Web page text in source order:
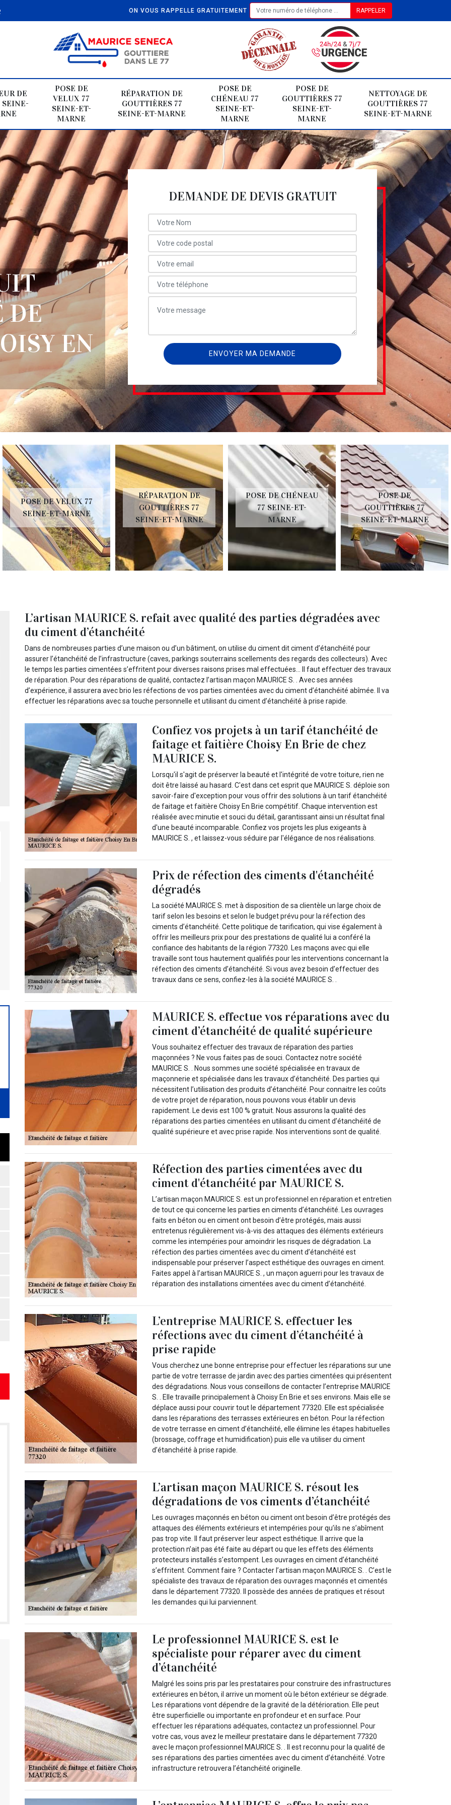
ON VOUS RAPPELLE GRATUITEMENT
DE
POSE DE
VELUX 77
SEINE-ET-
MARNE
RÉPARATION DE
GOUTTIÈRES 77
SEINE-ET-MARNE
POSE DE
CHÉNEAU 77
SEINE-ET-
MARNE
POSE DE
GOUTTIÈRES 77
SEINE-ET-
MARNE
NETTOYAGE DE
GOUTTIÈRES 77
SEINE-ET-MARNE
DE
EN
DEMANDE DE DEVIS GRATUIT
77
RÉPARATION DE
GOUTTIÈRES 77
SEINE-ET-MARNE
POSE DE CHÉNEAU
77 SEINE-ET-
MARNE
POSE DE
GOUTTIÈRES 77
SEINE-ET-MARNE
NETTOYAGE
SEINE-ET-
L’artisan MAURICE S. refait avec qualité des parties dégradées avec
du ciment d’étanchéité
Dans de nombreuses parties d’une maison ou d’un bâtiment, on utilise du ciment dit ciment d’étanchéité pour
assurer l’étanchéité de l’infrastructure (caves, parkings souterrains scellements des regards des collecteurs). Avec
le temps les parties cimentées s’effritent pour diverses raisons prises mal effectuées… Il faut effectuer des travaux
de réparation. Pour des réparations de qualité, contactez l’artisan maçon MAURICE S. . Avec ses années
d’expérience, il assurera avec brio les réfections de vos parties cimentées avec du ciment d’étanchéité abîmée. Il va
effectuer les réparations avec sa touche personnelle et utilisant du ciment d’étanchéité à prise rapide.
Confiez vos projets à un tarif étanchéité de
faitage et faitière Choisy En Brie de chez
MAURICE S.
Lorsqu'il s'agit de préserver la beauté et l'intégrité de votre toiture, rien ne
doit être laissé au hasard. C'est dans cet esprit que MAURICE S. déploie son
savoir-faire d'exception pour vous offrir des solutions à un tarif étanchéité
de faitage et faitière Choisy En Brie compétitif. Chaque intervention est
réalisée avec minutie et souci du détail, garantissant ainsi un résultat final
d'une beauté incomparable. Confiez vos projets les plus exigeants à
MAURICE S. , et laissez-vous séduire par l'élégance de nos réalisations.
Prix de réfection des ciments d'étanchéité
dégradés
La société MAURICE S. met à disposition de sa clientèle un large choix de
tarif selon les besoins et selon le budget prévu pour la réfection des
ciments d’étanchéité. Cette politique de tarification, qui vise également à
offrir les meilleurs prix pour des prestations de qualité lui a conféré la
confiance des habitants de la région 77320. Les maçons avec qui elle
travaille sont tous hautement qualifiés pour les interventions concernant la
réfection des ciments d’étanchéité. Si vous avez besoin d’effectuer des
travaux dans ce sens, confiez-les à la société MAURICE S. .
MAURICE S. effectue vos réparations avec du
ciment d’étanchéité de qualité supérieure
Vous souhaitez effectuer des travaux de réparation des parties
maçonnées ? Ne vous faites pas de souci. Contactez notre société
MAURICE S. . Nous sommes une société spécialisée en travaux de
maçonnerie et spécialisée dans les travaux d’étanchéité. Des parties qui
nécessitent l’utilisation des produits d’étanchéité. Pour connaitre les coûts
de votre projet de réparation, nous pouvons vous établir un devis
rapidement. Le devis est 100 % gratuit. Nous assurons la qualité des
réparations des parties cimentées en utilisant du ciment d’étanchéité de
qualité supérieure et avec prise rapide. Nos interventions sont de qualité.
Réfection des parties cimentées avec du
ciment d'étanchéité par MAURICE S.
L’artisan maçon MAURICE S. est un professionnel en réparation et entretien
de tout ce qui concerne les parties en ciments d’étanchéité. Les ouvrages
faits en béton ou en ciment ont besoin d’être protégés, mais aussi
entretenus régulièrement vis-à-vis des attaques des éléments extérieurs
comme les intempéries pour amoindrir les risques de dégradation. La
réfection des parties cimentées avec du ciment d’étanchéité est
indispensable pour préserver l’aspect esthétique des ouvrages en ciment.
Faites appel à l’artisan MAURICE S. , un maçon aguerri pour les travaux de
réparation des installations cimentées avec du ciment d’étanchéité.
L’entreprise MAURICE S. effectuer les
réfections avec du ciment d’étanchéité à
prise rapide
Vous cherchez une bonne entreprise pour effectuer les réparations sur une
partie de votre terrasse de jardin avec des parties cimentées qui présentent
des dégradations. Nous vous conseillons de contacter l’entreprise MAURICE
S. . Elle travaille principalement à Choisy En Brie et ses environs. Mais elle se
déplace aussi pour couvrir tout le département 77320. Elle est spécialisée
dans les réparations des terrasses extérieures en béton. Pour la réfection
de votre terrasse en ciment d’étanchéité, elle élimine les étapes habituelles
(brossage, coffrage et humidification) puis elle va utiliser du ciment
d’étanchéité à prise rapide.
L’artisan maçon MAURICE S. résout les
dégradations de vos ciments d’étanchéité
Les ouvrages maçonnés en béton ou ciment ont besoin d’être protégés des
attaques des éléments extérieurs et intempéries pour qu’ils ne s’abîment
pas trop vite. Il faut préserver leur aspect esthétique. Il arrive que la
protection n’ait pas été faite au départ ou que les effets des éléments
protecteurs installés s’estompent. Les ouvrages en ciment d’étanchéité
s’effritent. Comment faire ? Contacter l’artisan maçon MAURICE S. . C’est le
spécialiste des travaux de réparation des ouvrages maçonnés et cimentés
dans le département 77320. Il possède des années de pratiques et résout
les demandes qui lui parviennent.
Le professionnel MAURICE S. est le
spécialiste pour réparer avec du ciment
d’étanchéité
Malgré les soins pris par les prestataires pour construire des infrastructures
extérieures en béton, il arrive un moment où le béton extérieur se dégrade.
Les réparations vont dépendre de la gravité de la détérioration. Elle peut
être superficielle ou importante en profondeur et en surface. Pour
effectuer les réparations adéquates, contactez un professionnel. Pour
votre cas, vous avez le meilleur prestataire dans le département 77320
avec le maçon professionnel MAURICE S. . Il est reconnu pour la qualité de
ses réparations des parties cimentées avec du ciment d’étanchéité. Votre
infrastructure retrouvera l’étanchéité originelle.